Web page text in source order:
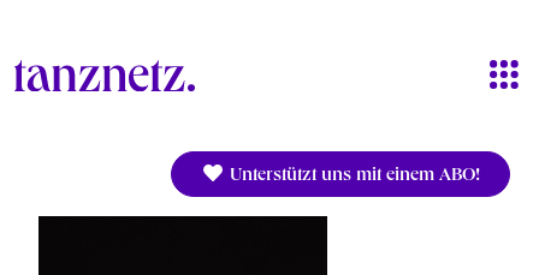
Unterstützt uns mit einem ABO!